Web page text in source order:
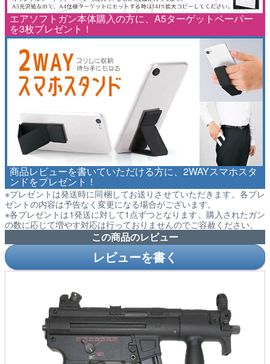
エアソフトガン本体購入の方に、A5ターゲットペーパー
を3枚プレゼント！
商品レビューを書いていただける方に、2WAYスマホスタ
ンドをプレゼント！
※プレゼントは発送時に同梱してお送りさせていただきます。各プレ
ゼントの内容は予告なく変更になる場合がございます。
※各プレゼントは1発送に対して1点ずつとなります。購入されたガン
の数に応じて増やす対応は行っておりませんのでご容赦ください。
この商品のレビュー
レビューを書く